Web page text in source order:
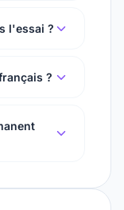
l'essai ?
?